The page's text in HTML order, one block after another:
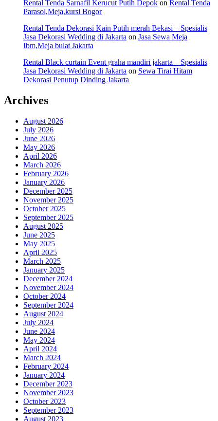
Rental Tenda Sarnafil Kerucut Putih Depok on Rental Tenda
Parasol,Meja,kursi Bogor
Rental Tenda Dekorasi Kain Putih merah Bekasi – Spesialis
Jasa Dekorasi Wedding di Jakarta on Jasa Sewa Meja
Ibm,Meja bulat Jakarta
Rental Black curtain Event graha mandiri jakarta – Spesialis
Jasa Dekorasi Wedding di Jakarta on Sewa Tirai Hitam
Dekorasi Penutup Dinding Jakarta
Archives
August 2026
July 2026
June 2026
May 2026
April 2026
March 2026
February 2026
January 2026
December 2025
November 2025
October 2025
September 2025
August 2025
June 2025
May 2025
April 2025
March 2025
January 2025
December 2024
November 2024
October 2024
September 2024
August 2024
July 2024
June 2024
May 2024
April 2024
March 2024
February 2024
January 2024
December 2023
November 2023
October 2023
September 2023
August 2023